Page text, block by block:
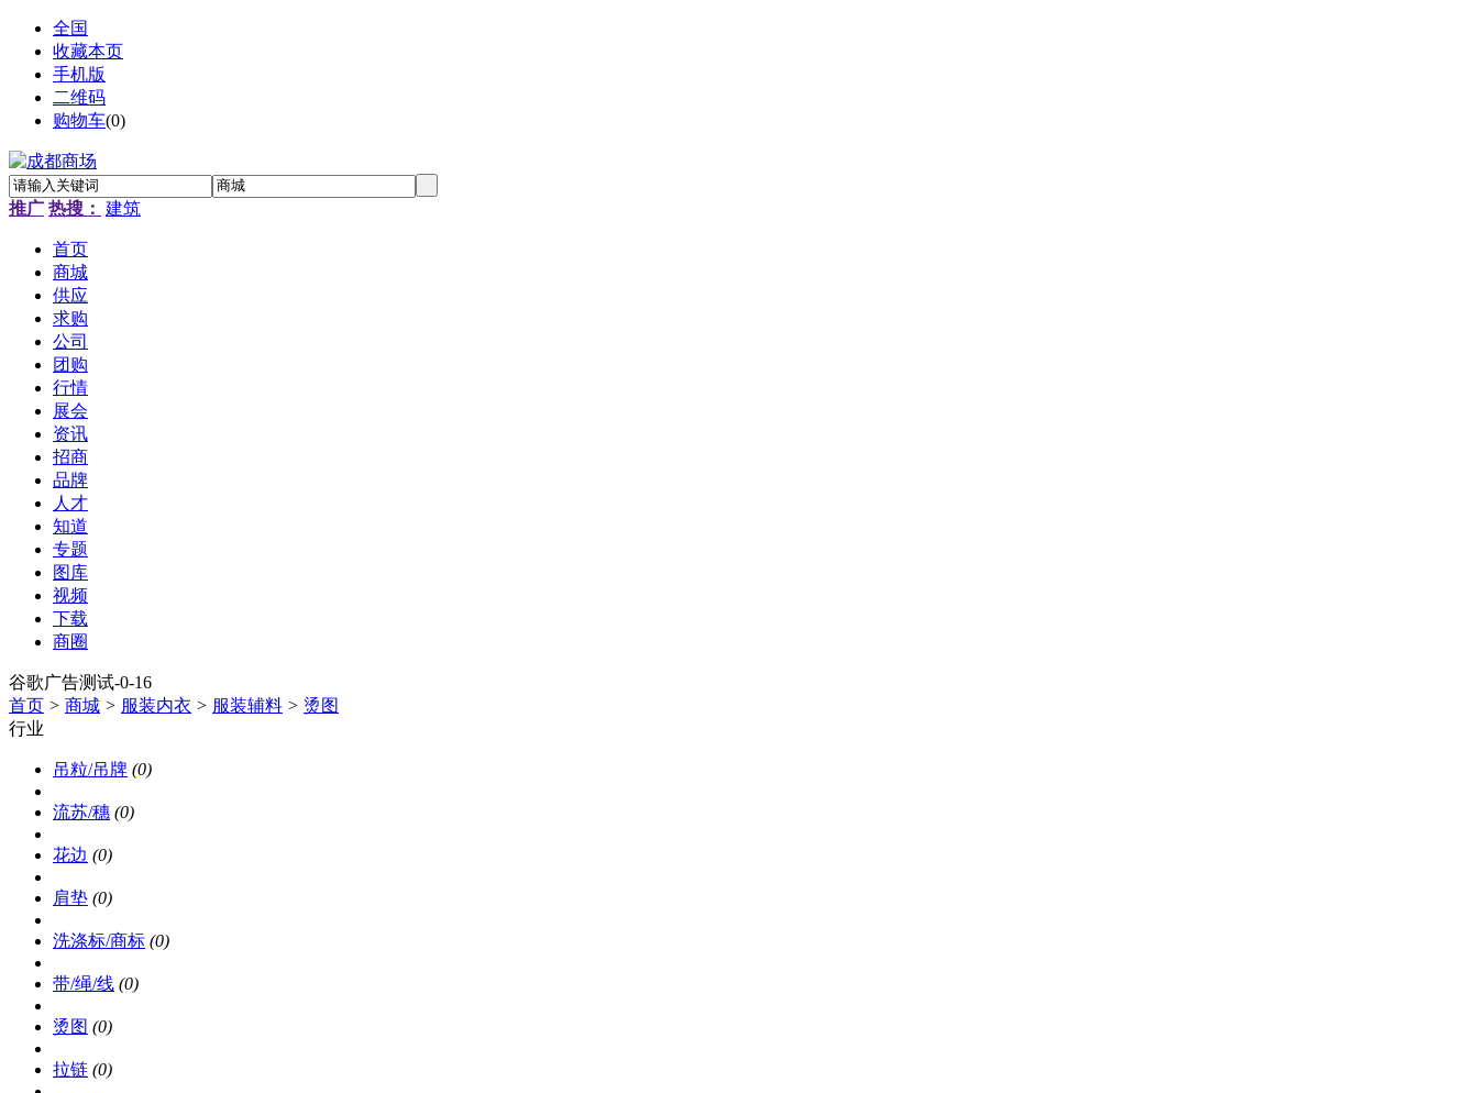
全国
收藏本页
手机版
二维码
购物车(0)
推广 热搜： 建筑
首页
商城
供应
求购
公司
团购
行情
展会
资讯
招商
品牌
人才
知道
专题
图库
视频
下载
商圈
谷歌广告测试-0-16
首页 > 商城 > 服装内衣 > 服装辅料 > 烫图
行业
吊粒/吊牌 (0)
流苏/穗 (0)
花边 (0)
肩垫 (0)
洗涤标/商标 (0)
带/绳/线 (0)
烫图 (0)
拉链 (0)